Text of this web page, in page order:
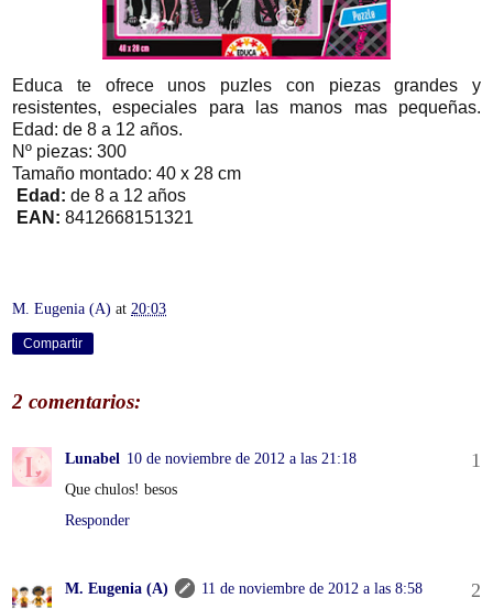
Educa te ofrece unos puzles con piezas grandes y
resistentes, especiales para las manos mas pequeñas.
Edad: de 8 a 12 años.
Nº piezas: 300
Tamaño montado: 40 x 28 cm
Edad: de 8 a 12 años
EAN: 8412668151321
M. Eugenia (A) at 20:03
Compartir
2 comentarios:
Lunabel 10 de noviembre de 2012 a las 21:18
Que chulos! besos
Responder
M. Eugenia (A)
11 de noviembre de 2012 a las 8:58